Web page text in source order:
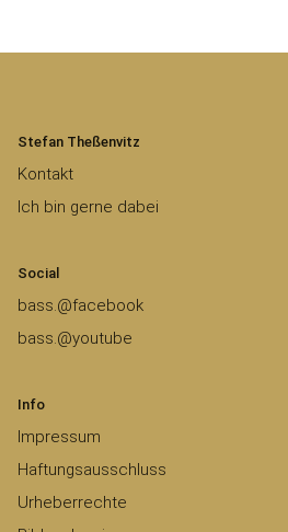
Stefan Theßenvitz
Kontakt
Ich bin gerne dabei
Social
bass.@facebook
bass.@youtube
Info
Impressum
Haftungsausschluss
Urheberrechte